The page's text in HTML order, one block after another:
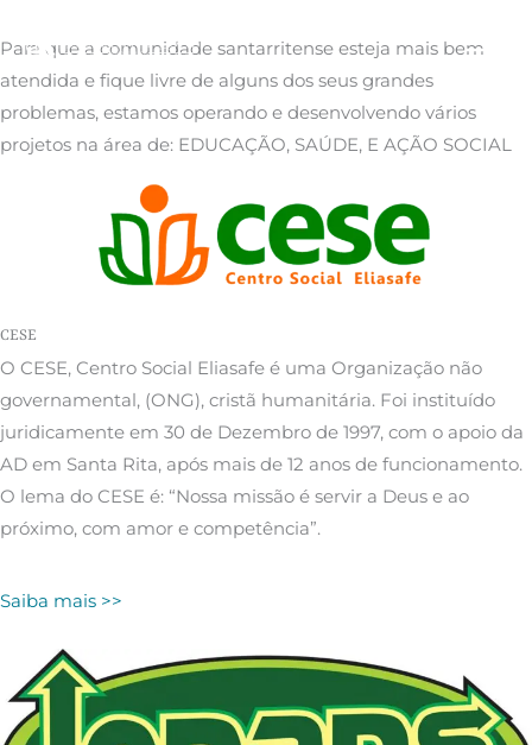
para
o
conteúdo
Para que a comunidade santarritense esteja mais bem
atendida e fique livre de alguns dos seus grandes
problemas, estamos operando e desenvolvendo vários
projetos na área de: EDUCAÇÃO, SAÚDE, E AÇÃO SOCIAL
CESE
O CESE, Centro Social Eliasafe é uma Organização não
governamental, (ONG), cristã humanitária. Foi instituído
juridicamente em 30 de Dezembro de 1997, com o apoio da
AD em Santa Rita, após mais de 12 anos de funcionamento.
O lema do CESE é: “Nossa missão é servir a Deus e ao
próximo, com amor e competência”.
Saiba mais >>